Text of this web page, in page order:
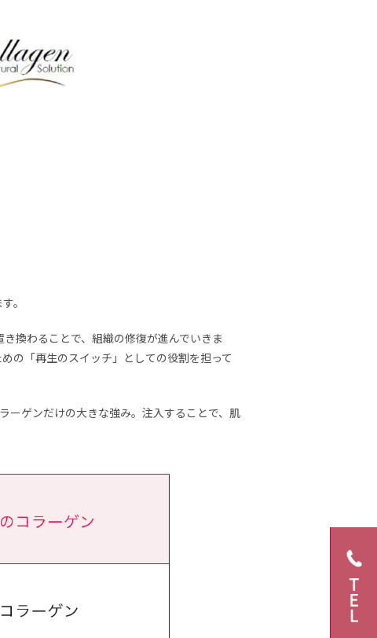
。
換わることで、組織の修復が進んでいきま
の「再生のスイッチ」としての役割を担って
ーゲンだけの大きな強み。注入することで、肌